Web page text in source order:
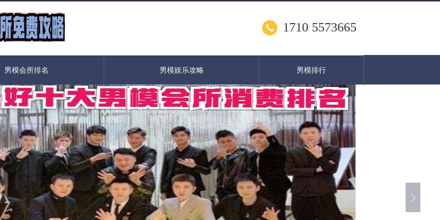
1710 5573665
男模会所排名 男模娱乐攻略 男模排行